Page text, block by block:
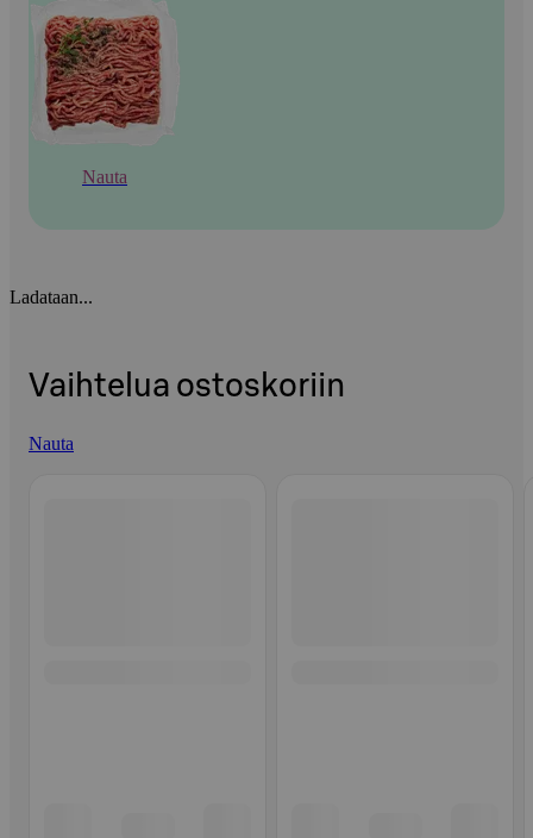
Nauta
Ladataan...
Vaihtelua ostoskoriin
Nauta